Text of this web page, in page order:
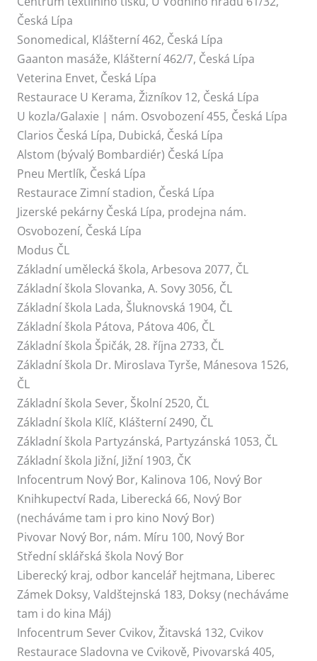
Česká Lípa
Sonomedical, Klášterní 462, Česká Lípa
Gaanton masáže, Klášterní 462/7, Česká Lípa
Veterina Envet, Česká Lípa
Restaurace U Kerama, Žizníkov 12, Česká Lípa
U kozla/Galaxie | nám. Osvobození 455, Česká Lípa
Clarios Česká Lípa, Dubická, Česká Lípa
Alstom (bývalý Bombardiér) Česká Lípa
Pneu Mertlík, Česká Lípa
Restaurace Zimní stadion, Česká Lípa
Jizerské pekárny Česká Lípa, prodejna nám.
Osvobození, Česká Lípa
Modus ČL
Základní umělecká škola, Arbesova 2077, ČL
Základní škola Slovanka, A. Sovy 3056, ČL
Základní škola Lada, Šluknovská 1904, ČL
Základní škola Pátova, Pátova 406, ČL
Základní škola Špičák, 28. října 2733, ČL
Základní škola Dr. Miroslava Tyrše, Mánesova 1526,
ČL
Základní škola Sever, Školní 2520, ČL
Základní škola Klíč, Klášterní 2490, ČL
Základní škola Partyzánská, Partyzánská 1053, ČL
Základní škola Jižní, Jižní 1903, ČK
Infocentrum Nový Bor, Kalinova 106, Nový Bor
Knihkupectví Rada, Liberecká 66, Nový Bor
(necháváme tam i pro kino Nový Bor)
Pivovar Nový Bor, nám. Míru 100, Nový Bor
Střední sklářská škola Nový Bor
Liberecký kraj, odbor kancelář hejtmana, Liberec
Zámek Doksy, Valdštejnská 183, Doksy (necháváme
tam i do kina Máj)
Infocentrum Sever Cvikov, Žitavská 132, Cvikov
Restaurace Sladovna ve Cvikově, Pivovarská 405,